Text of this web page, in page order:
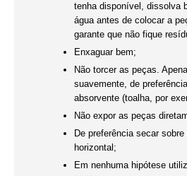
tenha disponível, dissolva
água antes de colocar a
garante que não fique
Enxaguar bem;
Não torcer as peças.
suavemente, de
absorvente (toalha, por
Não expor as peças
De preferência secar
horizontal;
Em nenhuma hipótese